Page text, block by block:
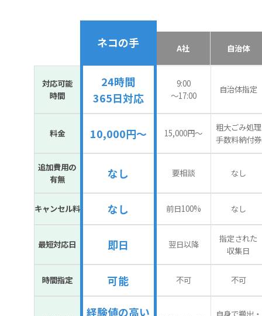
ネコの手 A社 自治体
対応可能
時間
24時間
365日対応
9:00
〜17:00
自治体指定
料金 10,000円～ 15,000円〜
粗大ごみ処理
手数料納付券
追加費用の
有無
なし 要相談 なし
キャンセル料 なし 前日100% なし
最短対応日 即日 翌日以降
指定された
収集日
時間指定 可能 不可 不可
経験値の高い
自身で搬出・